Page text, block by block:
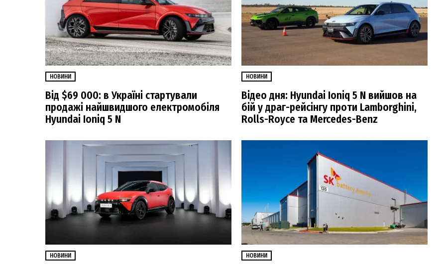
НОВИНИ
Від $69 000: в Україні стартували
продажі найшвидшого електромобіля
Hyundai Ioniq 5 N
НОВИНИ
Відео дня: Hyundai Ioniq 5 N вийшов на
бій у драг-рейсінгу проти Lamborghini,
Rolls-Royce та Mercedes-Benz
НОВИНИ НОВИНИ